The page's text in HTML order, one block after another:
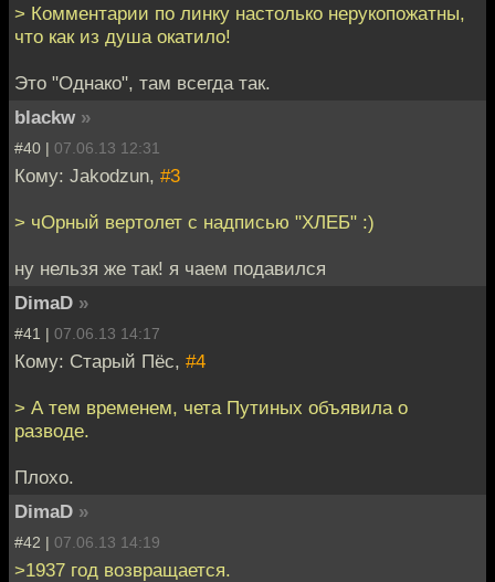
> Комментарии по линку настолько нерукопожатны,
что как из душа окатило!
Это "Однако", там всегда так.
blackw »
#40 | 07.06.13 12:31
Кому: Jakodzun, #3
> чОрный вертолет с надписью "ХЛЕБ" :)
ну нельзя же так! я чаем подавился
DimaD »
#41 | 07.06.13 14:17
Кому: Старый Пёс, #4
> А тем временем, чета Путиных объявила о
разводе.
Плохо.
DimaD »
#42 | 07.06.13 14:19
>1937 год возвращается.